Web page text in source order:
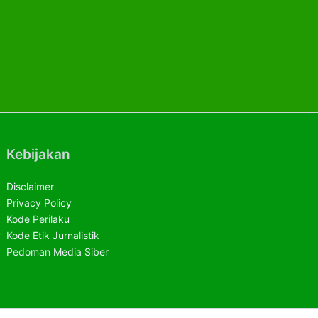
Kebijakan
Disclaimer
Privacy Policy
Kode Perilaku
Kode Etik Jurnalistik
Pedoman Media Siber